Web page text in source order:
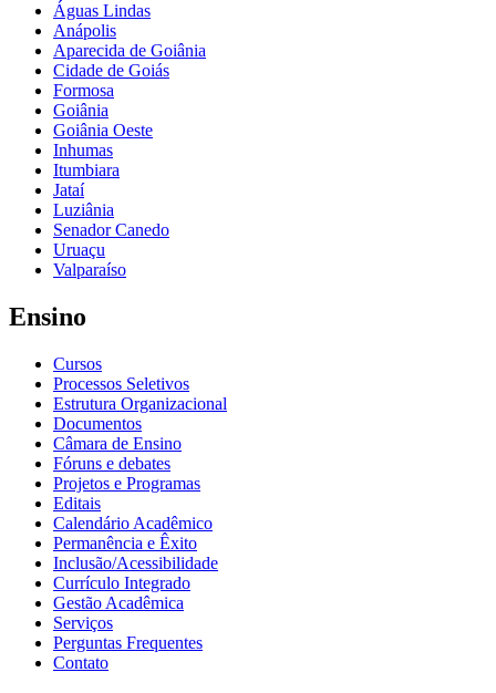
Águas Lindas
Anápolis
Aparecida de Goiânia
Cidade de Goiás
Formosa
Goiânia
Goiânia Oeste
Inhumas
Itumbiara
Jataí
Luziânia
Senador Canedo
Uruaçu
Valparaíso
Ensino
Cursos
Processos Seletivos
Estrutura Organizacional
Documentos
Câmara de Ensino
Fóruns e debates
Projetos e Programas
Editais
Calendário Acadêmico
Permanência e Êxito
Inclusão/Acessibilidade
Currículo Integrado
Gestão Acadêmica
Serviços
Perguntas Frequentes
Contato